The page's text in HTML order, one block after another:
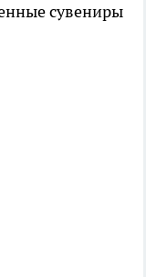
сувениры